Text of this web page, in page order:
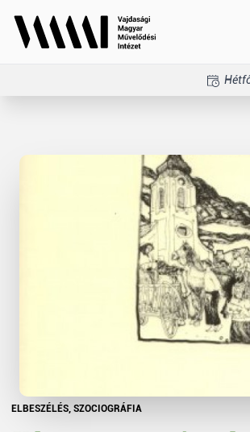
ELBESZÉLÉS, SZOCIOGRÁFIA